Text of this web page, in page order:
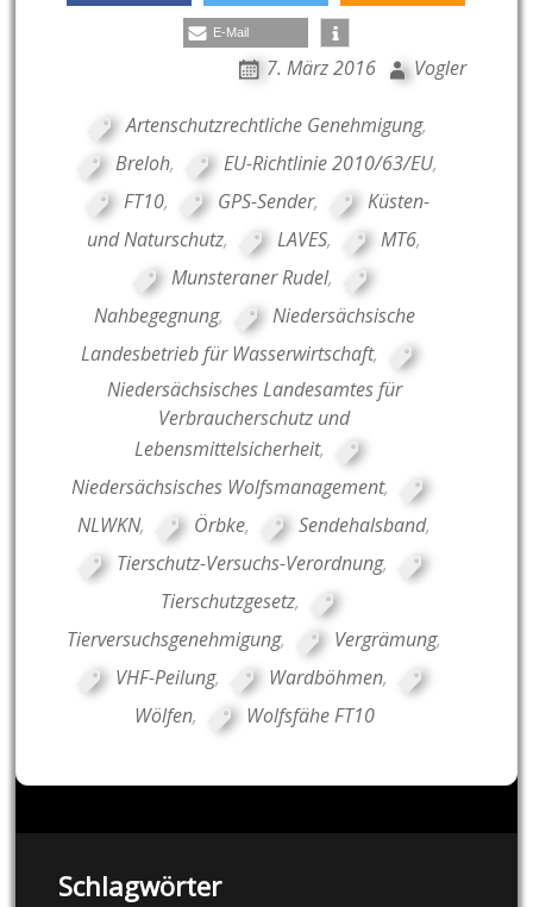
E-Mail
7. März 2016 Vogler
Artenschutzrechtliche Genehmigung,
Breloh, EU-Richtlinie 2010/63/EU,
FT10, GPS-Sender,
Küsten-
und Naturschutz, LAVES, MT6,
Munsteraner Rudel,
Nahbegegnung,
Niedersächsische
Landesbetrieb für Wasserwirtschaft,
Niedersächsisches Landesamtes für
Verbraucherschutz und
Lebensmittelsicherheit,
Niedersächsisches Wolfsmanagement,
NLWKN, Örbke, Sendehalsband,
Tierschutz-Versuchs-Verordnung,
Tierschutzgesetz,
Tierversuchsgenehmigung, Vergrämung,
VHF-Peilung, Wardböhmen,
Wölfen, Wolfsfähe FT10
Schlagwörter